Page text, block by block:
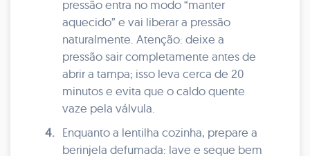
pressão entra no modo “manter
aquecido” e vai liberar a pressão
naturalmente. Atenção: deixe a
pressão sair completamente antes de
abrir a tampa; isso leva cerca de 20
minutos e evita que o caldo quente
vaze pela válvula.
4.
Enquanto a lentilha cozinha, prepare a
berinjela defumada: lave e seque bem